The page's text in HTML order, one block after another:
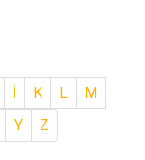
İ K L
M
Y Z